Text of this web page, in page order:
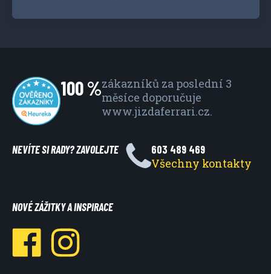
100 %zákazníků za poslední 3
měsíce doporučuje
www.jizdaferrari.cz.
NEVÍTE SI RADY? ZAVOLEJTE 603 489 469
Všechny kontakty
NOVÉ ZÁŽITKY A INSPIRACE